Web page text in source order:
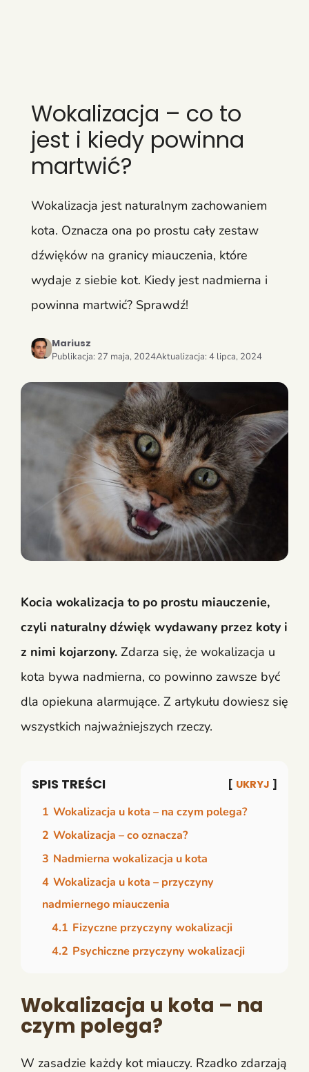
Wokalizacja – co to
jest i kiedy powinna
martwić?
Wokalizacja jest naturalnym zachowaniem
kota. Oznacza ona po prostu cały zestaw
dźwięków na granicy miauczenia, które
wydaje z siebie kot. Kiedy jest nadmierna i
powinna martwić? Sprawdź!
Mariusz
Publikacja: 27 maja, 2024Aktualizacja: 4 lipca, 2024
Kocia wokalizacja to po prostu miauczenie,
czyli naturalny dźwięk wydawany przez koty i
z nimi kojarzony. Zdarza się, że wokalizacja u
kota bywa nadmierna, co powinno zawsze być
dla opiekuna alarmujące. Z artykułu dowiesz się
wszystkich najważniejszych rzeczy.
SPIS TREŚCI UKRYJ
1 Wokalizacja u kota – na czym polega?
2 Wokalizacja – co oznacza?
3 Nadmierna wokalizacja u kota
4 Wokalizacja u kota – przyczyny
nadmiernego miauczenia
4.1 Fizyczne przyczyny wokalizacji
4.2 Psychiczne przyczyny wokalizacji
Wokalizacja u kota – na
czym polega?
W zasadzie każdy kot miauczy. Rzadko zdarzają